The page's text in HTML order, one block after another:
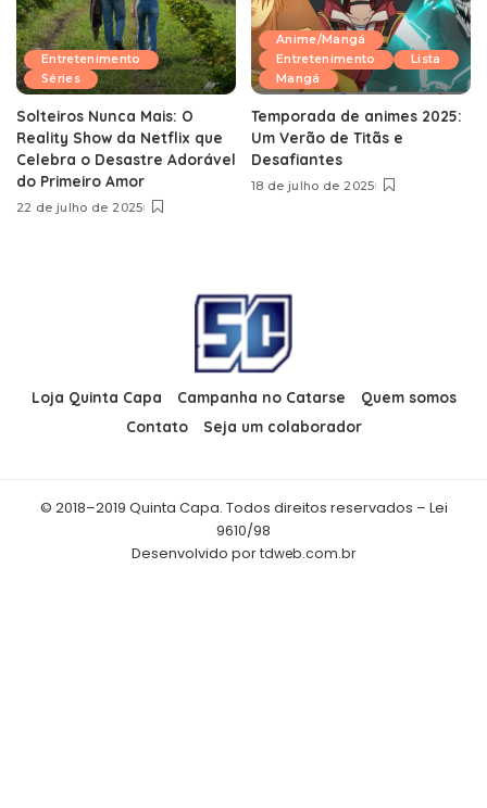
Entretenimento
Séries
Solteiros Nunca Mais: O
Reality Show da Netflix que
Celebra o Desastre Adorável
do Primeiro Amor
22 de julho de 2025
Anime/Mangá
Entretenimento
Lista
Mangá
Temporada de animes 2025:
Um Verão de Titãs e
Desafiantes
18 de julho de 2025
Loja Quinta Capa Campanha no Catarse
Quem somos
Contato
Seja um colaborador
© 2018–2019 Quinta Capa. Todos direitos reservados – Lei
9610/98
Desenvolvido portdweb.com.br